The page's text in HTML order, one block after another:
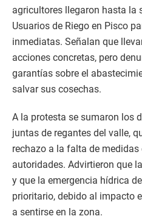
agricultores llegaron hasta la
Usuarios de Riego en Pisco
inmediatas. Señalan que
acciones concretas, pero
garantías sobre el
salvar sus cosechas.
A la protesta se sumaron los
juntas de regantes del valle,
rechazo a la falta de
autoridades. Advirtieron que
y que la emergencia hídrica
prioritario, debido al impacto
a sentirse en la zona.